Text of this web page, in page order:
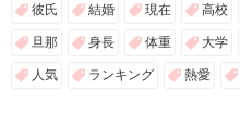
彼氏 結婚 現在 高校
旦那 身長 体重 大学
人気 ランキング 熱愛